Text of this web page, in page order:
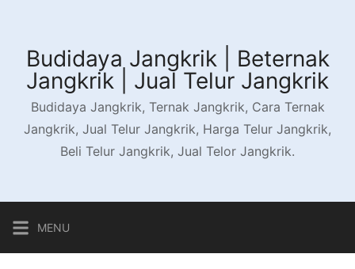
contentBudidaya Jangkrik | Beternak
Jangkrik | Jual Telur Jangkrik
Budidaya Jangkrik, Ternak Jangkrik, Cara Ternak
Jangkrik, Jual Telur Jangkrik, Harga Telur Jangkrik,
Beli Telur Jangkrik, Jual Telor Jangkrik.
MENU